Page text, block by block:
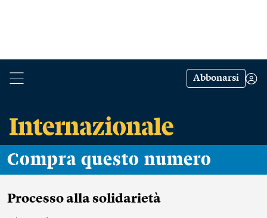
Abbonarsi
Compra questo numero
Processo alla solidarietà